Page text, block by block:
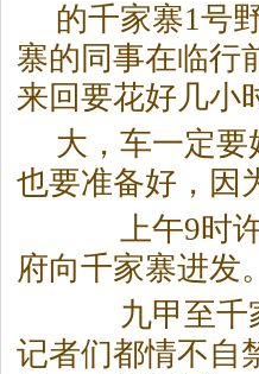
的千家寨1号
寨的同事在临行
来回要花好几小
大，车一定
也要准备好，因
上午9时许
府向千家寨进发
九甲至千家
记者们都情不自